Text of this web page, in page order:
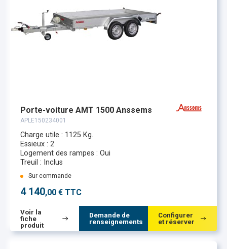
Porte-voiture AMT 1500 Anssems
APLE150234001
Charge utile : 1125 Kg.
Essieux : 2
Logement des rampes : Oui
Treuil : Inclus
Sur commande
4 140,00 € TTC
Voir la
fiche
produit
Demande de
renseignements
Configurer
et réserver